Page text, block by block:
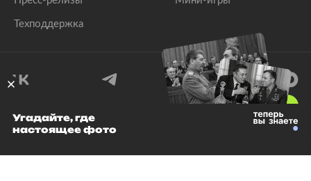
Техподдержка
© 1999–2026 Все права защищены.
Угадайте, где
настоящее фото